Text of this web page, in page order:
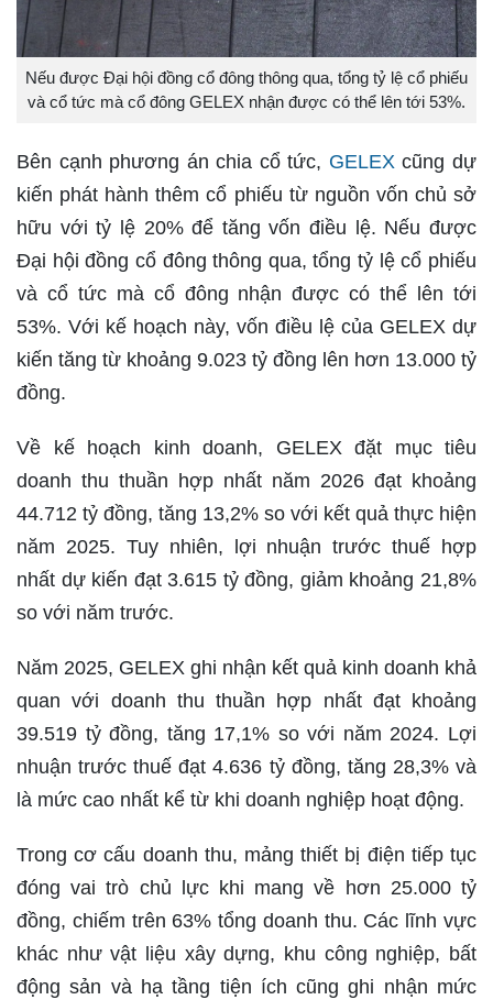
Nếu được Đại hội đồng cổ đông thông qua, tổng tỷ lệ cổ phiếu
và cổ tức mà cổ đông GELEX nhận được có thể lên tới 53%.
Bên cạnh phương án chia cổ tức, GELEXcũng dự
kiến phát hành thêm cổ phiếu từ nguồn vốn chủ sở
hữu với tỷ lệ 20% để tăng vốn điều lệ. Nếu được
Đại hội đồng cổ đông thông qua, tổng tỷ lệ cổ phiếu
và cổ tức mà cổ đông nhận được có thể lên tới
53%. Với kế hoạch này, vốn điều lệ của GELEX dự
kiến tăng từ khoảng 9.023 tỷ đồng lên hơn 13.000 tỷ
đồng.
Về kế hoạch kinh doanh, GELEX đặt mục tiêu
doanh thu thuần hợp nhất năm 2026 đạt khoảng
44.712 tỷ đồng, tăng 13,2% so với kết quả thực hiện
năm 2025. Tuy nhiên, lợi nhuận trước thuế hợp
nhất dự kiến đạt 3.615 tỷ đồng, giảm khoảng 21,8%
so với năm trước.
Năm 2025, GELEX ghi nhận kết quả kinh doanh khả
quan với doanh thu thuần hợp nhất đạt khoảng
39.519 tỷ đồng, tăng 17,1% so với năm 2024. Lợi
nhuận trước thuế đạt 4.636 tỷ đồng, tăng 28,3% và
là mức cao nhất kể từ khi doanh nghiệp hoạt động.
Trong cơ cấu doanh thu, mảng thiết bị điện tiếp tục
đóng vai trò chủ lực khi mang về hơn 25.000 tỷ
đồng, chiếm trên 63% tổng doanh thu. Các lĩnh vực
khác như vật liệu xây dựng, khu công nghiệp, bất
động sản và hạ tầng tiện ích cũng ghi nhận mức